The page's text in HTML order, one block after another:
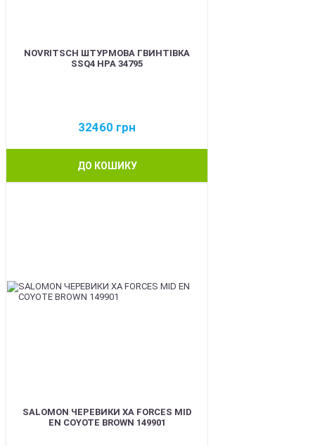
NOVRITSCH ШТУРМОВА ГВИНТІВКА
SSQ4 HPA 34795
32460 грн
ДО КОШИКУ
SALOMON ЧЕРЕВИКИ XA FORCES MID
EN COYOTE BROWN 149901